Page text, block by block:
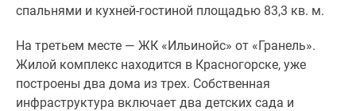
комнатные
Квартиры
спальнями и кухней-гостиной площадью 83,3 кв. м.
На третьем месте — ЖК «Ильинойс» от «Гранель».
Жилой комплекс находится в Красногорске, уже
построены два дома из трех. Собственная
инфраструктура включает два детских сада и